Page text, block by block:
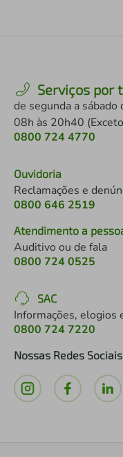
Serviços por
de segunda a sábado
08h às 20h40
0800 724 4770
Ouvidoria
Reclamações e
0800 646 2519
Atendimento a
Auditivo ou de fala
0800 724 0525
SAC
Informações, elogios
0800 724 7220
Nossas Redes Sociais